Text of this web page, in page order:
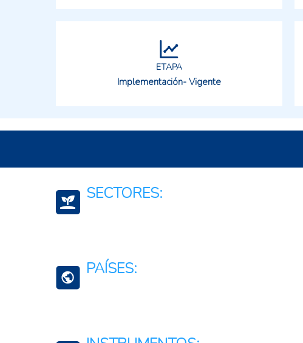
ETAPA
Implementación- Vigente
SECTORES:
Servicios de apoyo a la agricultura
Ciencia, tecnología e innovación
PAÍSES: